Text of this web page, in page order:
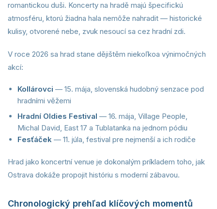
romantickou duši. Koncerty na hradě majú špecifickú
atmosféru, ktorú žiadna hala nemôže nahradit — historické
kulisy, otvorené nebe, zvuk nesoucí sa cez hradní zdi.
V roce 2026 sa hrad stane dějištěm niekoľkoa výnimočných
akcí:
Kollárovci — 15. mája, slovenská hudobný senzace pod
hradními věžemi
Hradní Oldies Festival — 16. mája, Village People,
Michal David, East 17 a Tublatanka na jednom pódiu
Fesťáček — 11. júla, festival pre nejmenší a ich rodiče
Hrad jako koncertní venue je dokonalým príkladem toho, jak
Ostrava dokáže propojit históriu s moderní zábavou.
Chronologický prehľad klíčových momentů